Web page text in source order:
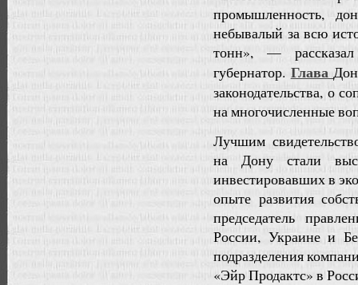
промышленность,
небывалый за всю
тонн», —
губернатор. Глава
законодательства, о
на многочисленные
Лучшим
на Дону стали
инвестировавших в
опыте развития
председатель
России, Украине и
подразделения
«Эйр Продактс» в